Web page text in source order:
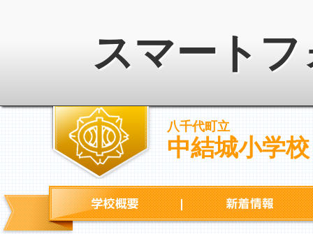
スマート
八千代町立
中結城小学校
学校概要